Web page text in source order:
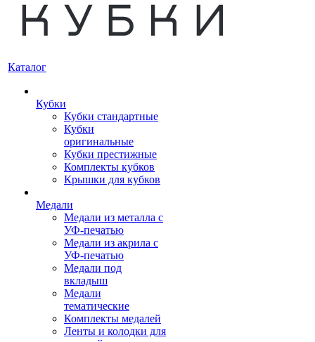
Каталог
Кубки
Кубки стандартные
Кубки
оригинальные
Кубки престижные
Комплекты кубков
Крышки для кубков
Медали
Медали из металла с
УФ-печатью
Медали из акрила с
УФ-печатью
Медали под
вкладыш
Медали
тематические
Комплекты медалей
Ленты и колодки для